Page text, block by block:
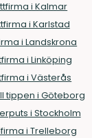
i Kalmar
i Karlstad
i Landskrona
i Linköping
i Västerås
tippen i Göteborg
i Stockholm
i Trelleborg